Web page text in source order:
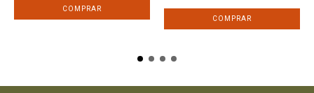
COMPRAR
COMPRAR